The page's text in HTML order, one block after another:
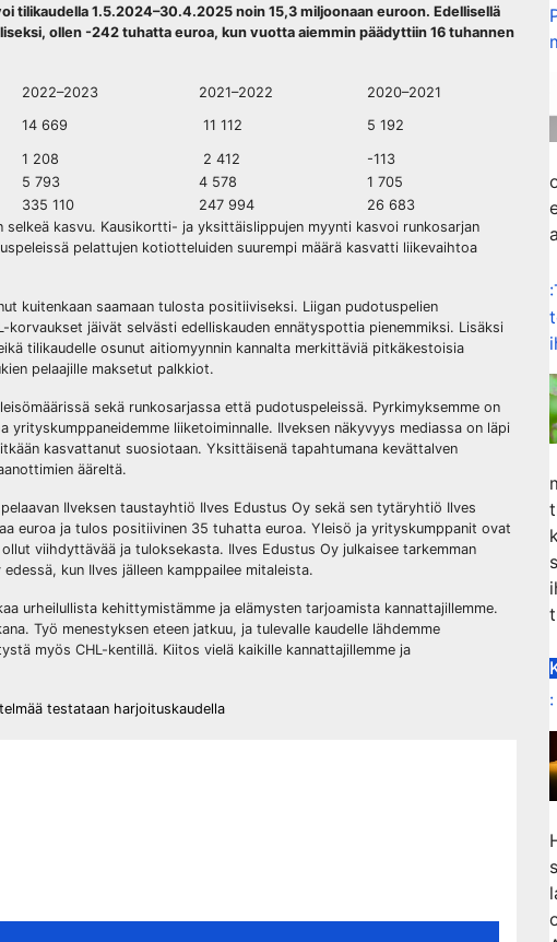
1.5.2024–30.4.2025 noin 15,3 miljoonaan euroon. Edellisellä
ollen -242 tuhatta euroa, kun vuotta aiemmin päädyttiin 16 tuhannen
2022–2023 2021–2022
2020–2021
14 669 11 112 5 192
1 208 2 412
-113
5 793 4 578
1 705
335 110 247 994
26 683
kasvu. Kausikortti- ja yksittäislippujen myynti kasvoi runkosarjan
pelattujen kotiotteluiden suurempi määrä kasvatti liikevaihtoa
kuitenkaan saamaan tulosta positiiviseksi. Liigan pudotuspelien
jäivät selvästi edelliskauden ennätyspottia pienemmiksi. Lisäksi
tilikaudelle osunut aitiomyynnin kannalta merkittäviä pitkäkestoisia
pelaajille maksetut palkkiot.
sekä runkosarjassa että pudotuspeleissä. Pyrkimyksemme on
liiketoiminnalle. Ilveksen näkyvyys mediassa on läpi
kasvattanut suosiotaan. Yksittäisenä tapahtumana kevättalven
ääreltä.
Ilveksen taustayhtiö Ilves Edustus Oy sekä sen tytäryhtiö Ilves
euroa ja tulos positiivinen 35 tuhatta euroa. Yleisö ja yrityskumppanit ovat
viihdyttävää ja tuloksekasta. Ilves Edustus Oy julkaisee tarkemman
kun Ilves jälleen kamppailee mitaleista.
urheilullista kehittymistämme ja elämysten tarjoamista kannattajillemme.
Työ menestyksen eteen jatkuu, ja tulevalle kaudelle lähdemme
myös CHL-kentillä. Kiitos vielä kaikille kannattajillemme ja
testataan harjoituskaudella